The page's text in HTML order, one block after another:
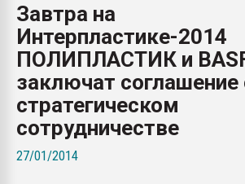
Завтра на
Интерпластике-2014
ПОЛИПЛАСТИК и
заключат соглашение
стратегическом
сотрудничестве
27/01/2014